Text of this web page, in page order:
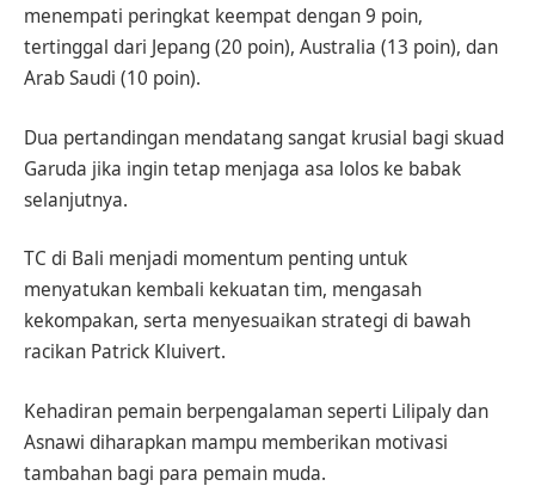
menempati peringkat keempat dengan 9 poin,
tertinggal dari Jepang (20 poin), Australia (13 poin), dan
Arab Saudi (10 poin).
Dua pertandingan mendatang sangat krusial bagi skuad
Garuda jika ingin tetap menjaga asa lolos ke babak
selanjutnya.
TC di Bali menjadi momentum penting untuk
menyatukan kembali kekuatan tim, mengasah
kekompakan, serta menyesuaikan strategi di bawah
racikan Patrick Kluivert.
Kehadiran pemain berpengalaman seperti Lilipaly dan
Asnawi diharapkan mampu memberikan motivasi
tambahan bagi para pemain muda.